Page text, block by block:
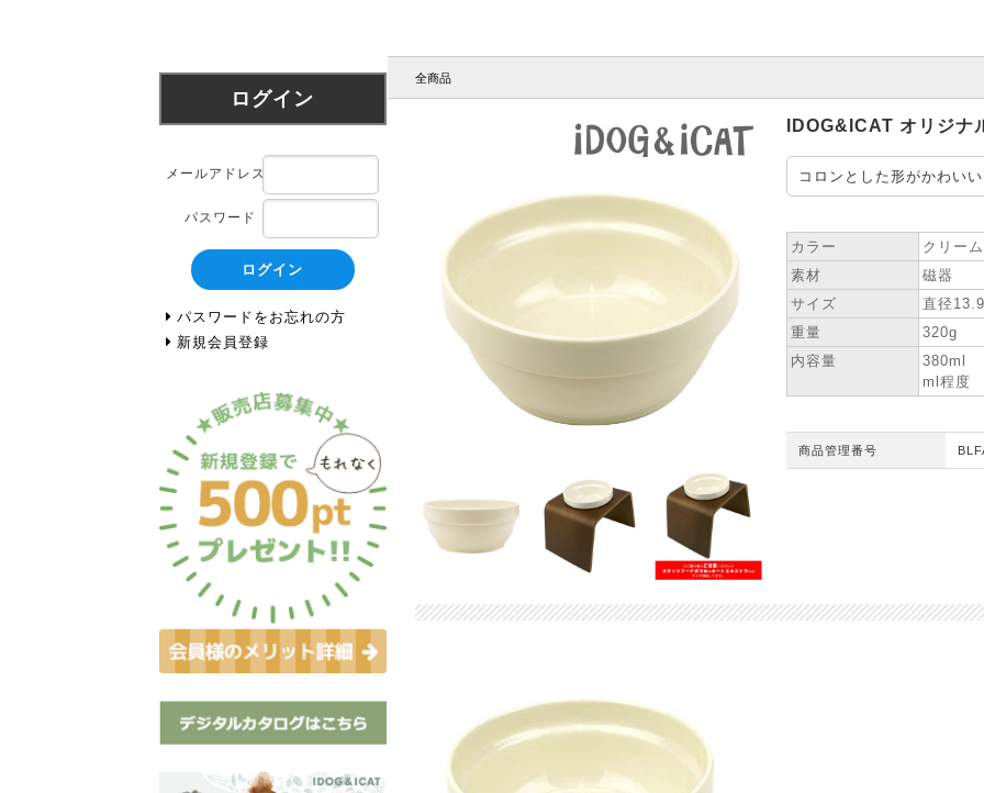
全商品
IDOG&ICAT オリジナ
コロンとした形がかわい
カラー
クリーム
素材
磁器
サイズ
直径
重量
320g
内容量
380ml
ml程度
商品管理番号
ログイン
メールアドレス
パスワード
ログイン
パスワードをお忘れの方
新規会員登録